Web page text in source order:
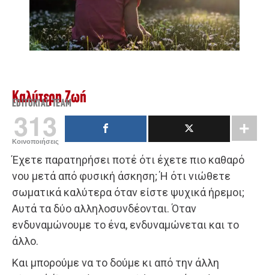
Καλύτερη Ζωή
EDITORIAL TEAM
313
Κοινοποιήσεις
Έχετε παρατηρήσει ποτέ ότι έχετε πιο καθαρό
νου μετά από φυσική άσκηση; Ή ότι νιώθετε
σωματικά καλύτερα όταν είστε ψυχικά ήρεμοι;
Αυτά τα δύο αλληλοσυνδέονται. Όταν
ενδυναμώνουμε το ένα, ενδυναμώνεται και το
άλλο.
Και μπορούμε να το δούμε κι από την άλλη